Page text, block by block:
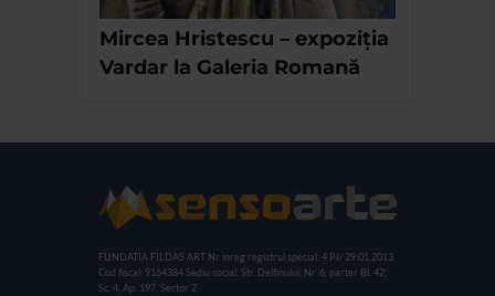
Mircea Hristescu – expoziția
Vardar la Galeria Romană
FUNDATIA FILDAS ART Nr inreg registrul special: 4 PJ/ 29.01.2013
Cod fiscal: 9164384 Sediu social: Str. Delfinului, Nr. 6, parter Bl. 42,
Sc. 4, Ap. 197, Sector 2